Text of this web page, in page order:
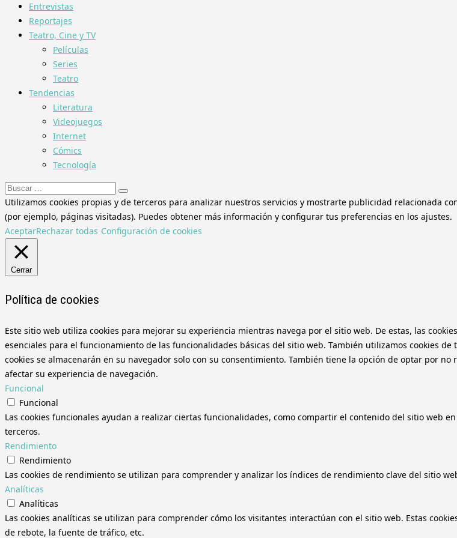
Entrevistas
Reportajes
Teatro, Cine y TV
Películas
Series
Teatro
Tendencias
Literatura
Videojuegos
Internet
Cómics
Tecnología
Buscar:
Utilizamos cookies propias y de terceros para analizar nuestros servicios y mostrarte publicidad relacionada
(por ejemplo, páginas visitadas). Puedes obtener más información y configurar tus preferencias en los ajustes.
AceptarRechazar todas Configuración de cookies
Cerrar
Política de cookies
Este sitio web utiliza cookies para mejorar su experiencia mientras navega por el sitio web. De estas, las
esenciales para el funcionamiento de las funcionalidades básicas del sitio web. También utilizamos cookies
cookies se almacenarán en su navegador solo con su consentimiento. También tiene la opción de optar por
afectar su experiencia de navegación.
Funcional
Funcional
Las cookies funcionales ayudan a realizar ciertas funcionalidades, como compartir el contenido del sitio web
terceros.
Rendimiento
Rendimiento
Las cookies de rendimiento se utilizan para comprender y analizar los índices de rendimiento clave del sitio
Analíticas
Analíticas
Las cookies analíticas se utilizan para comprender cómo los visitantes interactúan con el sitio web. Estas
de rebote, la fuente de tráfico, etc.